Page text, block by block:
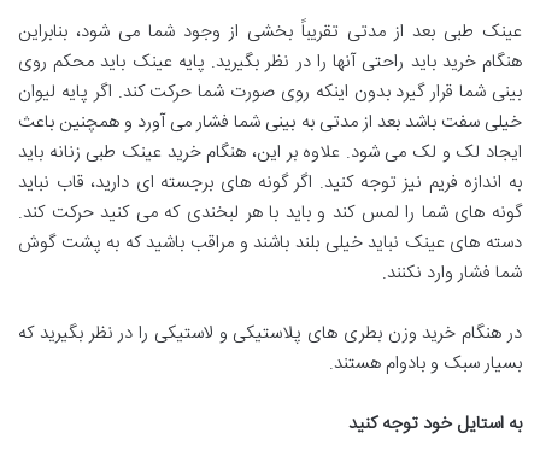
عینک طبی بعد از مدتی تقریباً بخشی از وجود شما می شود، بنابراین
هنگام خرید باید راحتی آنها را در نظر بگیرید. پایه عینک باید محکم روی
بینی شما قرار گیرد بدون اینکه روی صورت شما حرکت کند. اگر پایه لیوان
خیلی سفت باشد بعد از مدتی به بینی شما فشار می آورد و همچنین باعث
ایجاد لک و لک می شود. علاوه بر این، هنگام خرید عینک طبی زنانه باید
به اندازه فریم نیز توجه کنید. اگر گونه های برجسته ای دارید، قاب نباید
گونه های شما را لمس کند و باید با هر لبخندی که می کنید حرکت کند.
دسته های عینک نباید خیلی بلند باشند و مراقب باشید که به پشت گوش
شما فشار وارد نکنند.
در هنگام خرید وزن بطری های پلاستیکی و لاستیکی را در نظر بگیرید که
بسیار سبک و بادوام هستند.
به استایل خود توجه کنید